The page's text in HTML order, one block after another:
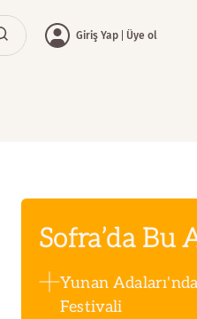
Giriş Yap Üye ol
Sofra’da Bu
Yunan
Festivali